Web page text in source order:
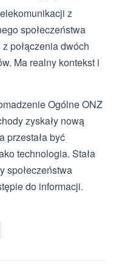
z
społeczeństwa
połączenia dwóch
Ma realny kontekst i
Ogólne ONZ
zyskały nową
przestała być
technologia. Stała
społeczeństwa
do informacji.